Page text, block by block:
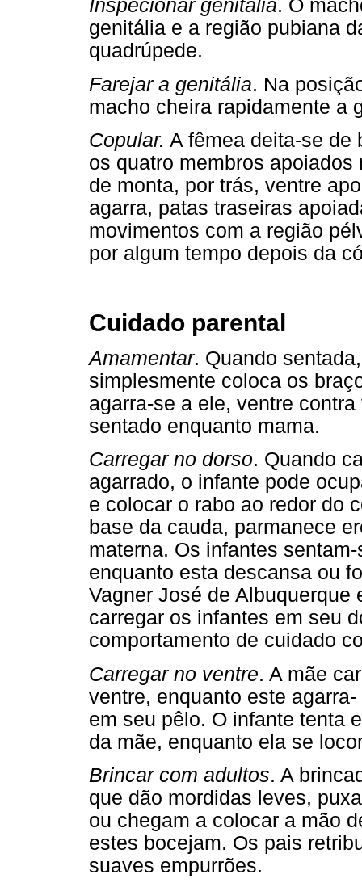
Inspecionar genitália. O
genitália e a região pubiana
quadrúpede.
Farejar a genitália. Na
macho cheira rapidamente a
Copular. A fêmea deita-se de
os quatro membros
de monta, por trás, ventre
agarra, patas traseiras
movimentos com a região
por algum tempo depois da
Cuidado parental
Amamentar. Quando
simplesmente coloca os
agarra-se a ele, ventre
sentado enquanto mama.
Carregar no dorso. Quando
agarrado, o infante pode
e colocar o rabo ao redor do
base da cauda, parmanece
materna. Os infantes
enquanto esta descansa ou
Vagner José de
carregar os infantes em seu
comportamento de cuidado
Carregar no ventre. A mãe
ventre, enquanto este
em seu pêlo. O infante tenta
da mãe, enquanto ela se
Brincar com adultos. A
que dão mordidas leves,
ou chegam a colocar a mão
estes bocejam. Os pais
suaves empurrões.